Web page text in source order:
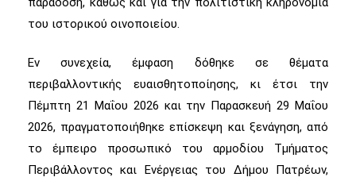
του ιστορικού οινοποιείου.
Εν συνεχεία, έμφαση δόθηκε σε θέματα
περιβαλλοντικής ευαισθητοποίησης, κι έτσι την
Πέμπτη 21 Μαΐου 2026 και την Παρασκευή 29 Μαΐου
2026, πραγματοποιήθηκε επίσκεψη και ξενάγηση, από
το έμπειρο προσωπικό του αρμοδίου Τμήματος
Περιβάλλοντος και Ενέργειας του Δήμου Πατρέων,